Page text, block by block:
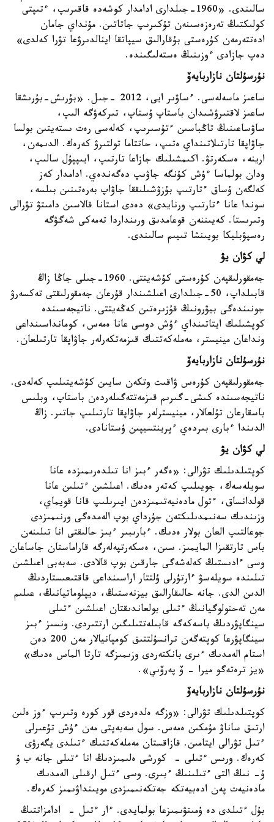
سالىندى. «1960-جىلدارى ادامدار كوشەدە قاقىرىپ، ءتىپتى
كولىكتىڭ تەرەزەسىنەن تۇكىرىپ جاتاتىن. مۇنداي جامان
ادەتتەرمەن كۇرەستى بۇقارالىق سيپاتقا اينالدىرۋعا تۋرا كەلدى»
دەپ جازادى ءوزىنىڭ ەستەلىگىندە.
نۇرسۇلتان نازاربايەۆ
ساعىز ماسەلەسى. ءساۋىر ايى، 2012 -جىل. «بۇرىش-بۇرىشقا
ساعىز لاقتىرۋشىدان باستاپ ۇستاپ، تىركەۋگە الىپ،
ساۋساعىنىڭ تاڭباسىن ءتۇسىرىپ، كەلەسى رەت ىستەيتىن بولسا
جاۋاپقا تارتىلاتىنداي ەتىپ، حاتتاما تولتىرۋ كەرەك. الدىمەن،
ارينە، ەسكەرتۋ. اكىمشىلىك جازاعا تارتىپ، ايىپپۇل سالىپ،
ودان بولماسا ءۇش كۇنگە جاۋىپ دەگەندەي. ادامدار كەز
كەلگەن ۇساق ءتارتىپ بۇزۋشىلىققا جاۋاپ بەرەتىنىن بىلسە،
سوندا عانا ءتارتىپ ورنايدى» دەدى استانا قالاسىن دامىتۋ تۋرالى
وتىرىستا. كەيىننەن قوعامدىق ورىنداردا تەمەكى شەگۋگە
رەسپۋبليكا بويىنشا تىيىم سالىندى.
لي كۋان يۋ
جەمقورلىقپەن كۇرەستى كۇشەيتتى. 1960-جىلى جاڭا زاڭ
قابىلداپ، 50-جىلدارى اعىلشىندار قۇرعان جەمقورلىقتى تەكسەرۋ
جونىندەگى بيۋرونىڭ قۇزىرەتىن كەڭەيتتى. ناتيجەسىندە
كوپشىلىك ايتاتىنداي ءۇش دوسى عانا ەمەس، كومانداسىنداعى
ونداعان مينيستر، مەملەكەتتىك قىزمەتكەرلەر جاۋاپقا تارتىلعان.
نۇرسۇلتان نازاربايەۆ
جەمقورلىقپەن كۇرەس ۋاقىت وتكەن سايىن كۇشەيتىلىپ كەلەدى.
ناتيجەسىندە كىشى-گىرىم قىزمەتتەگىلەردەن باستاپ، وبلىس
باسقارعان تۇلعالار، مينيسترلەر جاۋاپقا تارتىلىپ جاتىر. زاڭ
الدىندا ءبارى بىردەي ءپرينتسيپىن ۇستانادى.
لي كۋان يۋ
كوپتىلدىلىك تۋرالى: «ەگەر ءبىز انا تىلدەرىمىزدە عانا
سويلەسەك، جويىلىپ كەتەر ەدىك. اعىلشىن ءتىلىن عانا
قولدانساق، ءتول مادەنيەتىمىزدەن ايىرىلىپ قانا قويماي،
وزىندىك سەنىمدىلىكتەن جۇرداي بوپ الەمدەگى ورنىمىزدى
جوعالتىپ العان بولار ەدىك. ءبارىبىر ءبىز حالىقتى انا تىلىنەن
باس تارتقىزا المايمىز. سىن، ەسكەرتپەلەرگە قاراماستان جاساعان
وسى ءادىستىڭ كەلەشەگى جارقىن بوپ قالادى. سەبەبى اعىلشىن
تىلىندە سويلەسۋ ءارتۇرلى ۇلتتار اراسىنداعى قاقتىعىستاردىڭ
الدىن الدى. جانە حالىقارالىق بيزنەستىڭ، ديپلوماتيانىڭ، عىلىم
مەن تەحنولوگيانىڭ ءتىلى بولعاندىقتان اعىلشىن ءتىلى
سينگاپۋردىڭ باسەكەگە قابىلەتتىلىگىن ارتتىردى. ونسىز ءبىز
سينگاپۋرعا كوپتەگەن ترانسۇلتتىق كومپانيالار مەن 200 دەن
استام الەمدىك ءىرى بانكتەردى وزىمىزگە تارتا الماس ەدىك»
«يز ترەتەگو ميرا - ۆ پەرۆىي».
نۇرسۇلتان نازاربايەۆ
كوپتىلدىلىك تۋرالى: «وزگە ەلدەردى قور كورە وتىرىپ ءوز ەلىن
ارتىق ساناۋ مۇمكىن ەمەس. سول سەبەپتى مەن ءۇش تۇعىرلى
ءتىل تۋرالى ايتامىن. قازاقستان مەملەكەتتىك ءتىلدى يگەرۋى
كەرەك. ورىس ءتىلى - كورشى ەلىمىزدىڭ انا ءتىلى جانە ب ۇ
ۇ- نىڭ التى ءتىلىنىڭ ءبىرى. وسى ءتىل ارقىلى الەمدىك
مادەنيەت پەن ادەبيەتكە جەتكەنىمىزدى مويىنداۋىمىز كەرەك.
بۇل ءتىلدى دە ۇمىتۋىمىزعا بولمايدى. ءار ءتىل - ادامزاتتىڭ